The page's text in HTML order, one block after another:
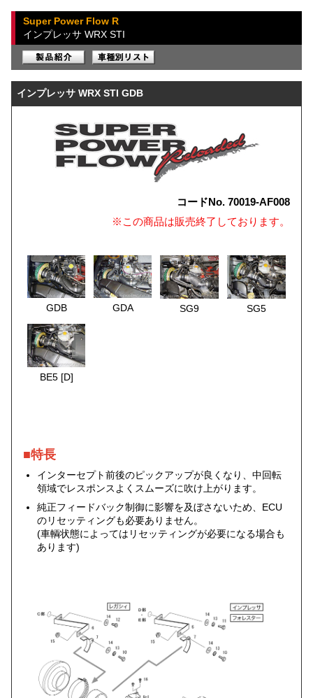
Super Power Flow R
インプレッサ WRX STI
インプレッサ WRX STI GDB
コードNo. 70019-AF008
※この商品は販売終了しております。
GDB GDA SG9 SG5
BE5 [D]
■特長
インターセプト前後のピックアップが良くなり、中回転
領域でレスポンスよくスムーズに吹け上がります。
純正フィードバック制御に影響を及ぼさないため、ECU
のリセッティングも必要ありません。
(車輌状態によってはリセッティングが必要になる場合も
あります)